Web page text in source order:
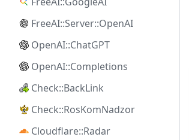
FreeAI::Server::OpenAI
OpenAI::ChatGPT
OpenAI::Completions
Check::BackLink
Check::RosKomNadzor
Cloudflare::Radar